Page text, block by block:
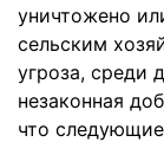
уничтожено
сельским
угроза, среди
незаконная
что